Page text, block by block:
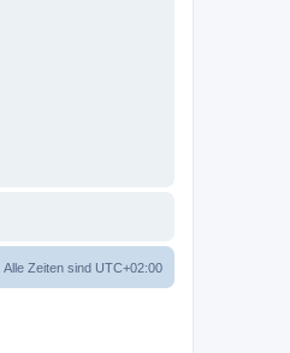
Alle Zeiten sind UTC+02:00